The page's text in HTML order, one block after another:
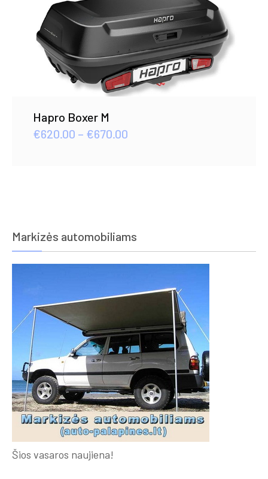
Hapro Boxer M
€620.00 – €670.00
Markizės automobiliams
Šios vasaros naujiena!